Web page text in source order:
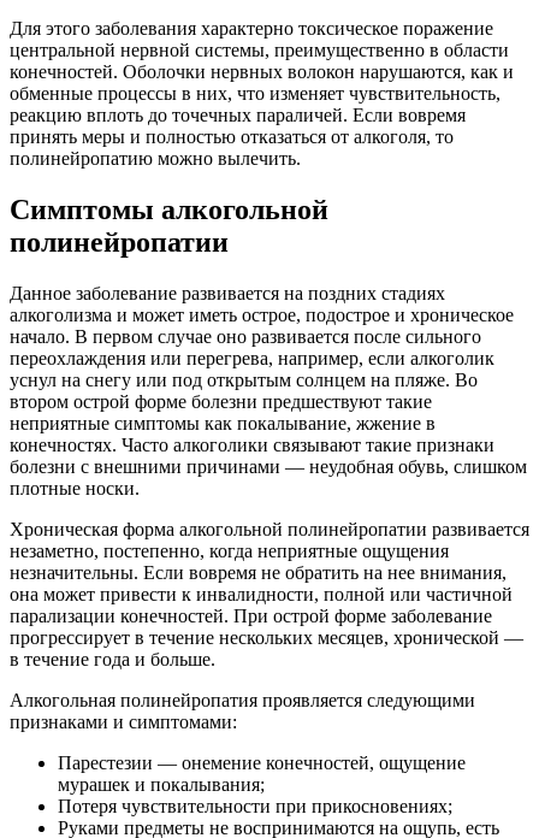
Для этого заболевания характерно токсическое поражение
центральной нервной системы, преимущественно в области
конечностей. Оболочки нервных волокон нарушаются, как и
обменные процессы в них, что изменяет чувствительность,
реакцию вплоть до точечных параличей. Если вовремя
принять меры и полностью отказаться от алкоголя, то
полинейропатию можно вылечить.
Симптомы алкогольной
полинейропатии
Данное заболевание развивается на поздних стадиях
алкоголизма и может иметь острое, подострое и хроническое
начало. В первом случае оно развивается после сильного
переохлаждения или перегрева, например, если алкоголик
уснул на снегу или под открытым солнцем на пляже. Во
втором острой форме болезни предшествуют такие
неприятные симптомы как покалывание, жжение в
конечностях. Часто алкоголики связывают такие признаки
болезни с внешними причинами — неудобная обувь, слишком
плотные носки.
Хроническая форма алкогольной полинейропатии развивается
незаметно, постепенно, когда неприятные ощущения
незначительны. Если вовремя не обратить на нее внимания,
она может привести к инвалидности, полной или частичной
парализации конечностей. При острой форме заболевание
прогрессирует в течение нескольких месяцев, хронической —
в течение года и больше.
Алкогольная полинейропатия проявляется следующими
признаками и симптомами:
Парестезии — онемение конечностей, ощущение
мурашек и покалывания;
Потеря чувствительности при прикосновениях;
Руками предметы не воспринимаются на ощупь, есть